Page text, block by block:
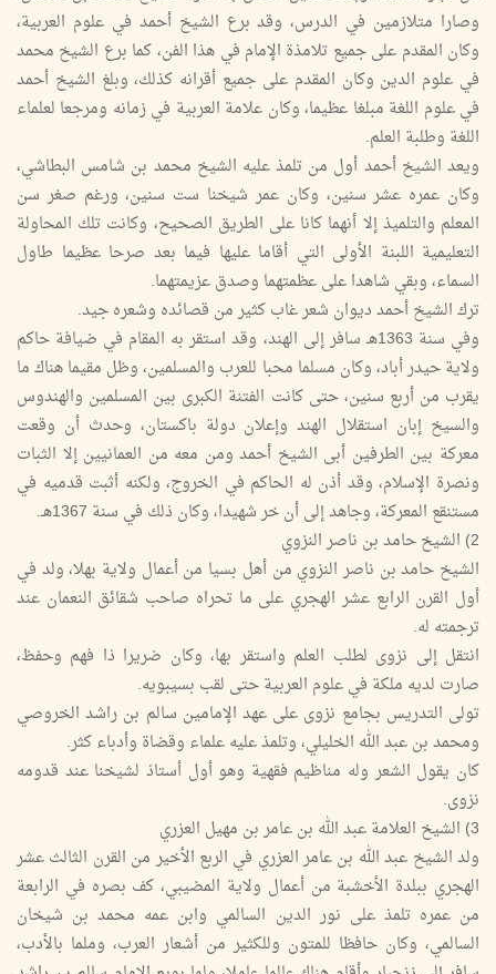
وصارا متلازمين في الدرس، وقد برع الشيخ أحمد في علوم العربية،
وكان المقدم على جميع تلامذة الإمام في هذا الفن، كما برع الشيخ محمد
في علوم الدين وكان المقدم على جميع أقرانه كذلك، وبلغ الشيخ أحمد
في علوم اللغة مبلغا عظيما، وكان علامة العربية في زمانه ومرجعا لعلماء
اللغة وطلبة العلم.
ويعد الشيخ أحمد أول من تلمذ عليه الشيخ محمد بن شامس البطاشي،
وكان عمره عشر سنين، وكان عمر شيخنا ست سنين، ورغم صغر سن
المعلم والتلميذ إلا أنهما كانا على الطريق الصحيح، وكانت تلك المحاولة
التعليمية اللبنة الأولى التي أقاما عليها فيما بعد صرحا عظيما طاول
السماء، وبقي شاهدا على عظمتهما وصدق عزيمتهما.
ترك الشيخ أحمد ديوان شعر غاب كثير من قصائده وشعره جيد.
وفي سنة 1363هـ سافر إلى الهند، وقد استقر به المقام في ضيافة حاكم
ولاية حيدر أباد، وكان مسلما محبا للعرب والمسلمين، وظل مقيما هناك ما
يقرب من أربع سنين، حتى كانت الفتنة الكبرى بين المسلمين والهندوس
والسيخ إبان استقلال الهند وإعلان دولة باكستان، وحدث أن وقعت
معركة بين الطرفين أبى الشيخ أحمد ومن معه من العمانيين إلا الثبات
ونصرة الإسلام، وقد أذن له الحاكم في الخروج، ولكنه أثبت قدميه في
مستنقع المعركة، وجاهد إلى أن خر شهيدا، وكان ذلك في سنة 1367هـ.
2) الشيخ حامد بن ناصر النزوي
الشيخ حامد بن ناصر النزوي من أهل بسيا من أعمال ولاية بهلا، ولد في
أول القرن الرابع عشر الهجري على ما تحراه صاحب شقائق النعمان عند
ترجمته له.
انتقل إلى نزوى لطلب العلم واستقر بها، وكان ضريرا ذا فهم وحفظ،
صارت لديه ملكة في علوم العربية حتى لقب بسيبويه.
تولى التدريس بجامع نزوى على عهد الإمامين سالم بن راشد الخروصي
ومحمد بن عبد الله الخليلي، وتلمذ عليه علماء وقضاة وأدباء كثر.
كان يقول الشعر وله مناظيم فقهية وهو أول أستاذ لشيخنا عند قدومه
نزوى.
3) الشيخ العلامة عبد الله بن عامر بن مهيل العزري
ولد الشيخ عبد الله بن عامر العزري في الربع الأخير من القرن الثالث عشر
الهجري ببلدة الأخشبة من أعمال ولاية المضيبي، كف بصره في الرابعة
من عمره تلمذ على نور الدين السالمي وابن عمه محمد بن شيخان
السالمي، وكان حافظا للمتون وللكثير من أشعار العرب، وملما بالأدب،